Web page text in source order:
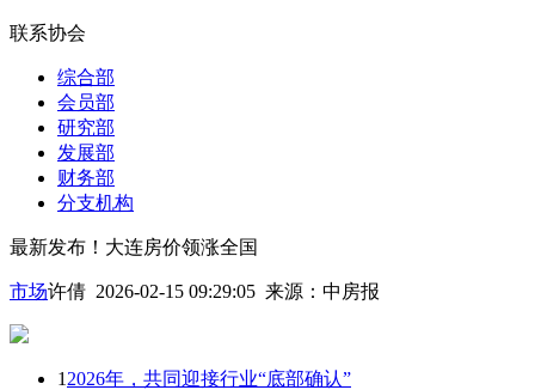
联系协会
综合部
会员部
研究部
发展部
财务部
分支机构
最新发布！大连房价领涨全国
市场许倩 2026-02-15 09:29:05 来源： 中房报
1 2026年，共同迎接行业“底部确认”